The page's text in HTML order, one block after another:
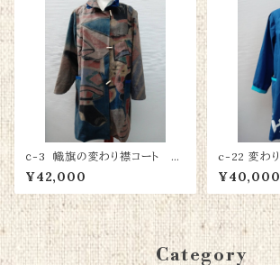
ｃ-3 幟旗の変わり襟コート 綿
100％
¥42,000
c-22 変わり襟 幟旗コート 綿
100％
¥40,000
Category